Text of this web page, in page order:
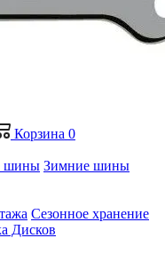
Корзина 0
шины Зимние шины
Сезонное хранение
Дисков